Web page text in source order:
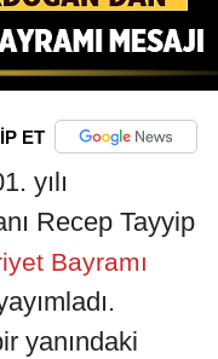
ET
yılı
Recep Tayyip
Bayramı
yanındaki